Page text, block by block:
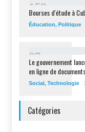
1 58
Bourses d'étude à
Éducation, Politique
87
Le gouvernement
en ligne de
Social , Technologie
Catégories